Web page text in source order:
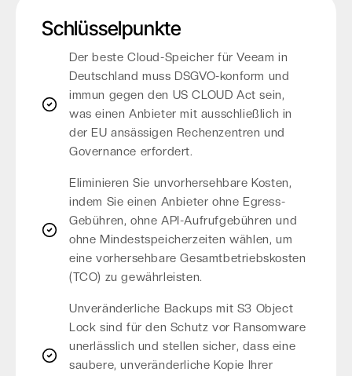
Schlüsselpunkte
Der beste Cloud-Speicher für Veeam in
Deutschland muss DSGVO-konform und
immun gegen den US CLOUD Act sein,
was einen Anbieter mit ausschließlich in
der EU ansässigen Rechenzentren und
Governance erfordert.
Eliminieren Sie unvorhersehbare Kosten,
indem Sie einen Anbieter ohne Egress-
Gebühren, ohne API-Aufrufgebühren und
ohne Mindestspeicherzeiten wählen, um
eine vorhersehbare Gesamtbetriebskosten
(TCO) zu gewährleisten.
Unveränderliche Backups mit S3 Object
Lock sind für den Schutz vor Ransomware
unerlässlich und stellen sicher, dass eine
saubere, unveränderliche Kopie Ihrer